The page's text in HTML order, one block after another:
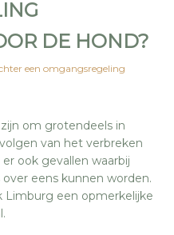
DE HOND?
een omgangsregeling
om grotendeels in
van het verbreken
ook gevallen waarbij
eens kunnen worden.
Limburg een opmerkelijke